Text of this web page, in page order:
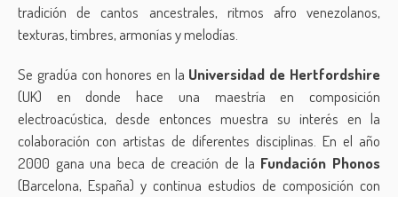
tradición de cantos ancestrales, ritmos afro venezolanos,
texturas, timbres, armonías y melodías.
Se gradúa con honores en la Universidad de Hertfordshire
(UK) en donde hace una maestría en composición
electroacústica, desde entonces muestra su interés en la
colaboración con artistas de diferentes disciplinas. En el año
2000 gana una beca de creación de la Fundación Phonos
(Barcelona, España) y continua estudios de composición con